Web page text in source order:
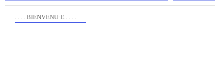
. . . . BIENVENU·E . . . .